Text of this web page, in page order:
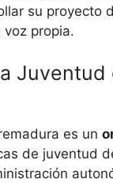
su proyecto
propia.
es un
de juventud